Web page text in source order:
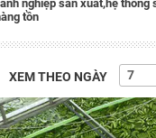
nghiệp sản xuất,hệ thống
tồn
XEM THEO NGÀY